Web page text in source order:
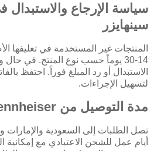
سينهايزر
المنتجات غير المستخدمة في تغليفها
14-30 يوماً حسب نوع المنتج. في
الاستبدال أو رد المبلغ فوراً. احتفظ
لتسهيل الإجراءات.
مدة التوصيل من Sennheiser سينهايزر
أيام عمل للشحن الاعتيادي مع